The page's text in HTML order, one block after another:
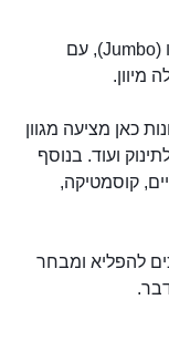
גם בבירת בולגריה סופיה תמצאו את ג'מבו (Jumbo), עם
מיוון.
כאן מציעה מגוון
ועוד. בנוסף
קוסמטיקה,
להפליא ומבחר